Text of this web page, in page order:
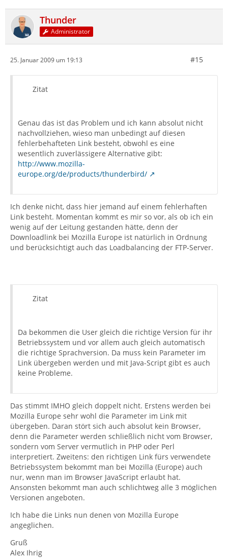
Thunder
Administrator
25. Januar 2009 um 19:13 #15
Zitat
Genau das ist das Problem und ich kann absolut nicht
nachvollziehen, wieso man unbedingt auf diesen
fehlerbehafteten Link besteht, obwohl es eine
wesentlich zuverlässigere Alternative gibt:
http://www.mozilla-
europe.org/de/products/thunderbird/
Ich denke nicht, dass hier jemand auf einem fehlerhaften
Link besteht. Momentan kommt es mir so vor, als ob ich ein
wenig auf der Leitung gestanden hätte, denn der
Downloadlink bei Mozilla Europe ist natürlich in Ordnung
und berücksichtigt auch das Loadbalancing der FTP-Server.
Zitat
Da bekommen die User gleich die richtige Version für ihr
Betriebssystem und vor allem auch gleich automatisch
die richtige Sprachversion. Da muss kein Parameter im
Link übergeben werden und mit Java-Script gibt es auch
keine Probleme.
Das stimmt IMHO gleich doppelt nicht. Erstens werden bei
Mozilla Europe sehr wohl die Parameter im Link mit
übergeben. Daran stört sich auch absolut kein Browser,
denn die Parameter werden schließlich nicht vom Browser,
sondern vom Server vermutlich in PHP oder Perl
interpretiert. Zweitens: den richtigen Link fürs verwendete
Betriebssystem bekommt man bei Mozilla (Europe) auch
nur, wenn man im Browser JavaScript erlaubt hat.
Ansonsten bekommt man auch schlichtweg alle 3 möglichen
Versionen angeboten.
Ich habe die Links nun denen von Mozilla Europe
angeglichen.
Gruß
Alex Ihrig